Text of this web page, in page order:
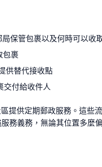
保管包裹以及何時可以收
包裹
供替代接收點
交付給收件人
提供定期郵政服務。這些
務義務，無論其位置多麼